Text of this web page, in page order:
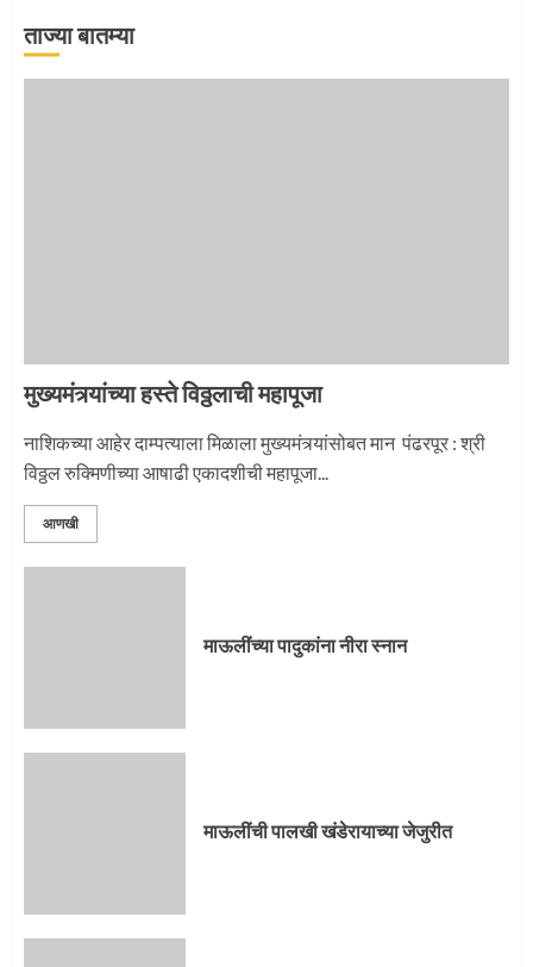
ताज्या बातम्या
मुख्यमंत्र्यांच्या हस्ते विठ्ठलाची महापूजा
नाशिकच्या आहेर दाम्पत्याला मिळाला मुख्यमंत्र्यांसोबत मान पंढरपूर : श्री
विठ्ठल रुक्मिणीच्या आषाढी एकादशीची महापूजा...
आणखी
माऊलींच्या पादुकांना नीरा स्नान
माऊलींची पालखी खंडेरायाच्या जेजुरीत